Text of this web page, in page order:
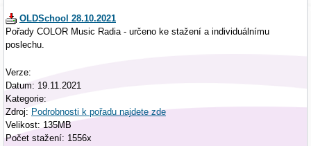
OLDSchool 28.10.2021
Pořady COLOR Music Radia - určeno ke stažení a individuálnímu
poslechu.
Verze:
Datum: 19.11.2021
Kategorie:
Zdroj: Podrobnosti k pořadu najdete zde
Velikost: 135MB
Počet stažení: 1556x